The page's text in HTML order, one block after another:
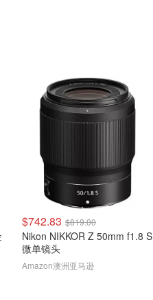
$742.83 $819.00
Nikon NIKKOR Z 50mm f1.8 S
微单镜头
Amazon澳洲亚马逊